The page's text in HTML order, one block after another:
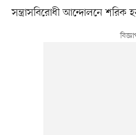
সন্ত্রাসবিরোধী আন্দোলনে শরিক